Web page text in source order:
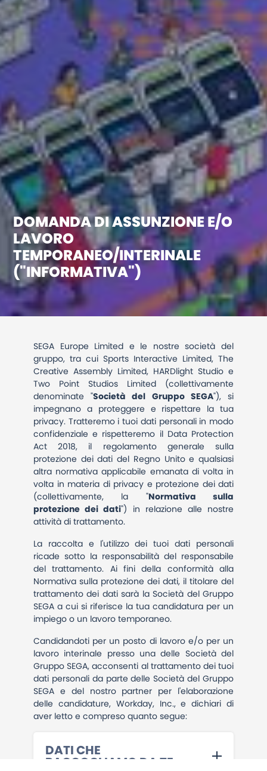
DOMANDA DI ASSUNZIONE E/O
LAVORO
TEMPORANEO/INTERINALE
("INFORMATIVA")
SEGA Europe Limited e le nostre società del
gruppo, tra cui Sports Interactive Limited, The
Creative Assembly Limited, HARDlight Studio e
Two Point Studios Limited (collettivamente
denominate "Società del Gruppo SEGA"), si
impegnano a proteggere e rispettare la tua
privacy. Tratteremo i tuoi dati personali in modo
confidenziale e rispetteremo il Data Protection
Act 2018, il regolamento generale sulla
protezione dei dati del Regno Unito e qualsiasi
altra normativa applicabile emanata di volta in
volta in materia di privacy e protezione dei dati
(collettivamente, la "Normativa sulla
protezione dei dati") in relazione alle nostre
attività di trattamento.
La raccolta e l'utilizzo dei tuoi dati personali
ricade sotto la responsabilità del responsabile
del trattamento. Ai fini della conformità alla
Normativa sulla protezione dei dati, il titolare del
trattamento dei dati sarà la Società del Gruppo
SEGA a cui si riferisce la tua candidatura per un
impiego o un lavoro temporaneo.
Candidandoti per un posto di lavoro e/o per un
lavoro interinale presso una delle Società del
Gruppo SEGA, acconsenti al trattamento dei tuoi
dati personali da parte delle Società del Gruppo
SEGA e del nostro partner per l'elaborazione
delle candidature, Workday, Inc., e dichiari di
aver letto e compreso quanto segue:
DATI CHE
RACCOGLIAMO DA TE